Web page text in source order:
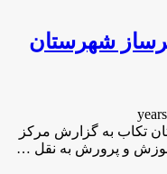
شهرستان
تکاب به گزارش مركز
و پرورش به نقل …